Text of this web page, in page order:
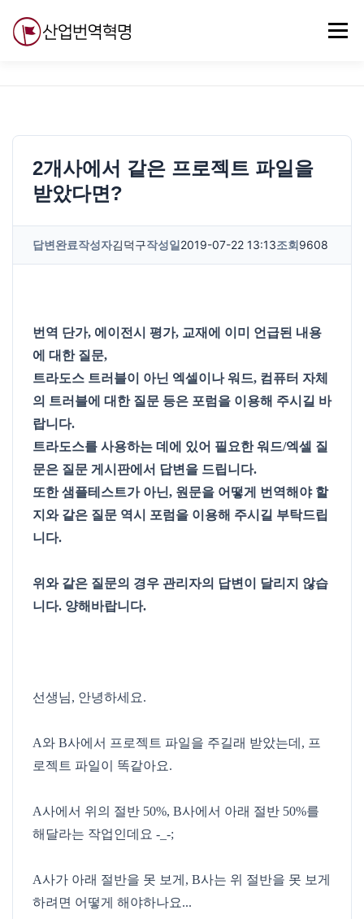
메뉴
2개사에서 같은 프로젝트 파일을
받았다면?
답변완료작성자김덕구작성일2019-07-22 13:13조회9608
번역 단가, 에이전시 평가, 교재에 이미 언급된 내용
에 대한 질문,
트라도스 트러블이 아닌 엑셀이나 워드, 컴퓨터 자체
의 트러블에 대한 질문 등은 포럼을 이용해 주시길 바
랍니다.
트라도스를 사용하는 데에 있어 필요한 워드/엑셀 질
문은 질문 게시판에서 답변을 드립니다.
또한 샘플테스트가 아닌, 원문을 어떻게 번역해야 할
지와 같은 질문 역시 포럼을 이용해 주시길 부탁드립
니다.
위와 같은 질문의 경우 관리자의 답변이 달리지 않습
니다. 양해바랍니다.
선생님, 안녕하세요.
A와 B사에서 프로젝트 파일을 주길래 받았는데, 프
로젝트 파일이 똑같아요.
A사에서 위의 절반 50%, B사에서 아래 절반 50%를
해달라는 작업인데요 -_-;
A사가 아래 절반을 못 보게, B사는 위 절반을 못 보게
하려면 어떻게 해야하나요...